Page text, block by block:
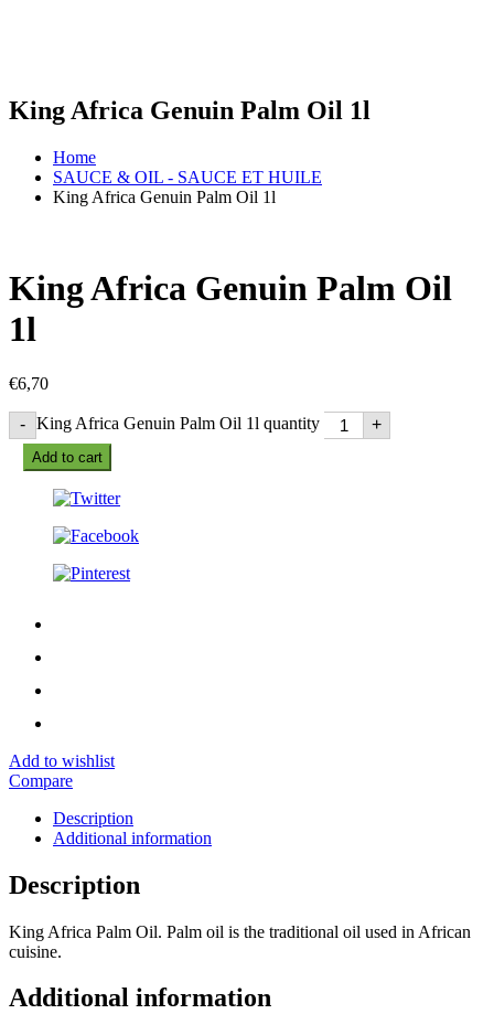
King Africa Genuin Palm Oil 1l
Home
SAUCE & OIL - SAUCE ET HUILE
King Africa Genuin Palm Oil 1l
King Africa Genuin Palm Oil
1l
€6,70
- King Africa Genuin Palm Oil 1l quantity +
Add to cart
Add to wishlist
Compare
Description
Additional information
Description
King Africa Palm Oil. Palm oil is the traditional oil used in African
cuisine.
Additional information